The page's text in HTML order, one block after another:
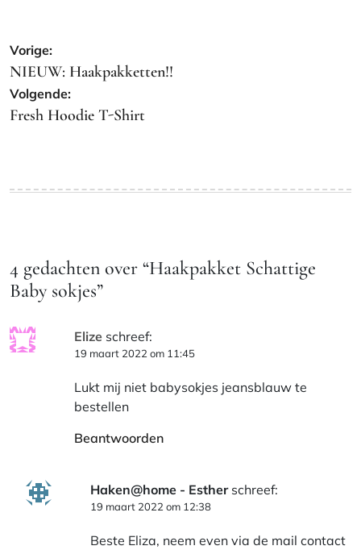
Bericht
navigatie
Vorige:
NIEUW: Haakpakketten!!
Volgende:
Fresh Hoodie T-Shirt
4 gedachten over “Haakpakket Schattige
Baby sokjes”
Elize schreef:
19 maart 2022 om 11:45
Lukt mij niet babysokjes jeansblauw te
bestellen
Beantwoorden
Haken@home - Esther schreef:
19 maart 2022 om 12:38
Beste Eliza, neem even via de mail contact